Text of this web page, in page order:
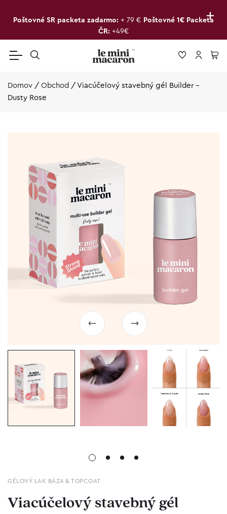
+
Poštovné SR packeta zadarmo: + 79 € Poštovné 1€ Packeta
ČR: +49€
Domov / Obchod / Viacúčelový stavebný gél Builder –
Dusty Rose
GÉLOVÝ LAK BÁZA & TOPCOAT
Viacúčelový stavebný gél